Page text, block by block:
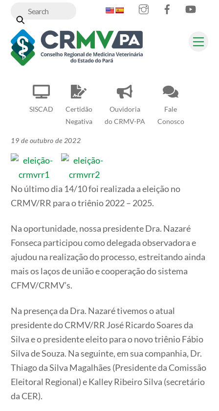
content
SISCAD
Certidão
Negativa
Ouvidoria
do CRMV-PA
Fale
Conosco
InstagramFacebook
19 de outubro de 2022
No último dia 14/10 foi realizada a eleição no
CRMV/RR para o triênio 2022 – 2025.
Na oportunidade, nossa presidente Dra. Nazaré
Fonseca participou como delegada observadora e
ajudou na realização do processo, estreitando ainda
mais os laços de união e cooperação do sistema
CFMV/CRMV’s.
Na presença da Dra. Nazaré tivemos o atual
presidente do CRMV/RR José Ricardo Soares da
Silva e o presidente eleito para o novo triênio Fábio
Silva de Souza. Na seguinte, em sua companhia, Dr.
Thiago da Silva Magalhães (Presidente da Comissão
Eleitoral Regional) e Kalley Ribeiro Silva (secretário
da CER).